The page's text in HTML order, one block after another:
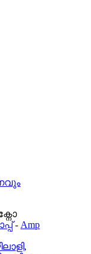
- Amp
,